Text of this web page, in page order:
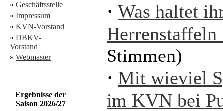
» Geschäftsstelle
» Impressum
» KVN-Vorstand
» DBKV-
Vorstand
» Webmaster
Ergebnisse der
Saison 2026/27
· Was haltet
Stimmen)
· Mit wieviel
im KVN bei